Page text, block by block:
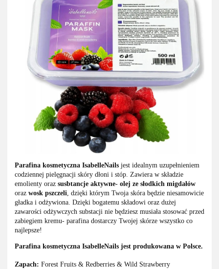
Parafina kosmetyczna IsabelleNails jest idealnym uzupełnieniem
codziennej pielęgnacji skóry dłoni i stóp. Zawiera w składzie
emolienty oraz susbtancje aktywne- olej ze słodkich migdałów
oraz wosk pszczeli , dzięki którym Twoja skóra będzie niesamowicie
gładka i odżywiona. Dzięki bogatemu składowi oraz dużej
zawarości odżywczych substacji nie będziesz musiała stosować przed
zabiegiem kremu- parafina dostarczy Twojej skórze wszystko co
najlepsze!
Parafina kosmetyczna IsabelleNails jest produkowana w Polsce.
Zapach: Forest Fruits & Redberries & Wild Strawberry